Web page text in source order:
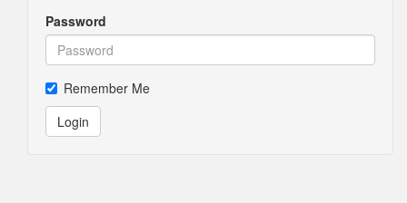
Password
Remember Me
Login